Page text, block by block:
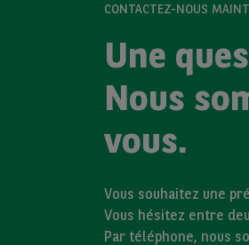
CONTACTEZ-NOUS
Une
Nous
vous.
Vous souhaitez une
Vous hésitez entre
Par téléphone, nous